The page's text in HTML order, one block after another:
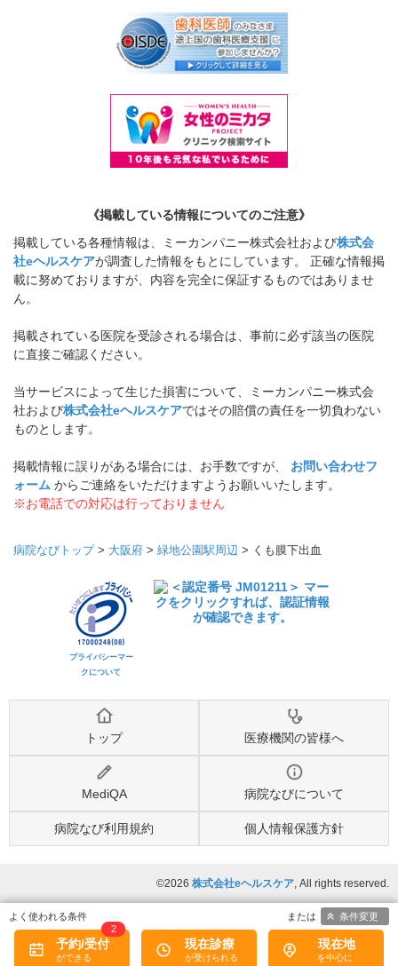
《掲載している情報についてのご注意》
掲載している各種情報は、ミーカンパニー株式会社および株式会
社eヘルスケアが調査した情報をもとにしています。 正確な情報掲
載に努めておりますが、内容を完全に保証するものではありませ
ん。
掲載されている医院を受診される場合は、事前に必ず該当の医院
に直接ご確認ください。
当サービスによって生じた損害について、ミーカンパニー株式会
社および株式会社eヘルスケアではその賠償の責任を一切負わない
ものとします。
掲載情報に誤りがある場合には、お手数ですが、 お問い合わせフ
ォーム からご連絡をいただけますようお願いいたします。
※お電話での対応は行っておりません
病院なびトップ> 大阪府 > 緑地公園駅周辺 > くも膜下出血
プライバシーマー
クについて
トップ 医療機関の皆様へ
MediQA 病院なびについて
病院なび利用規約 個人情報保護方針
©2026 株式会社eヘルスケア, All rights reserved.
予約/受付
2
現在診療 現在地
条件変更